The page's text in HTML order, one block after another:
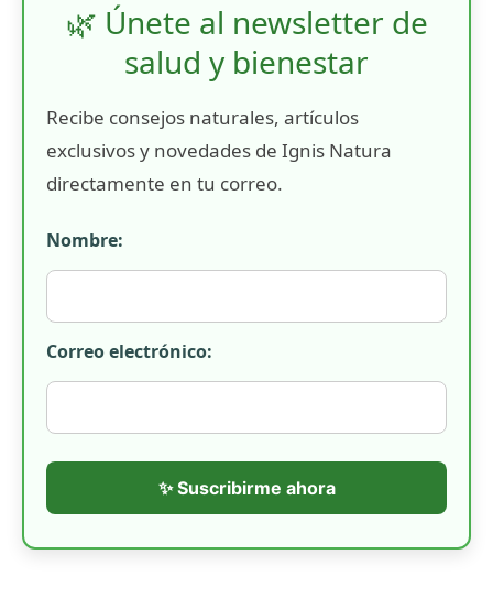
🌿 Únete al newsletter de
salud y bienestar
Recibe consejos naturales, artículos
exclusivos y novedades de Ignis Natura
directamente en tu correo.
Nombre:
Correo electrónico:
✨ Suscribirme ahora